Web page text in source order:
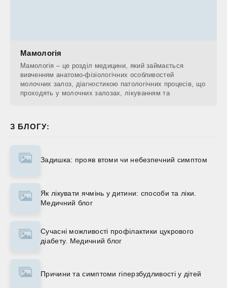
Мамологія
Мамологія – це розділ медицини, який займається
вивченням анатомо-фізіологічних особливостей
молочних залоз, діагностикою патологічних процесів, що
проходять у молочних залозах, лікуванням та
З БЛОГУ:
Задишка: прояв втоми чи небезпечний симптом
Як лікувати ячмінь у дитини: способи та ліки.
Медичний блог
Сучасні можливості профілактики цукрового
діабету. Медичний блог
Причини та симптоми гіперзбудливості у дітей